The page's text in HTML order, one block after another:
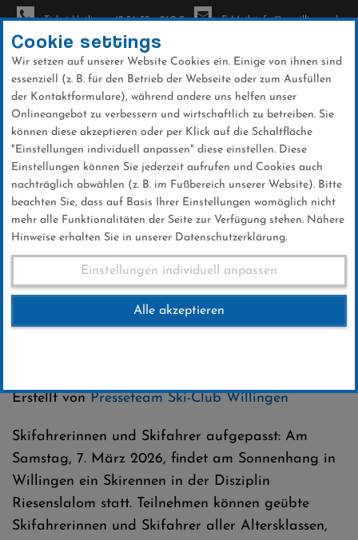
Direkt
zum
Inhalt
Ticket-Hotline: +49 56 32 - 960-0 E-Mail: info@sc-willingen.de
News
Upland-Cup steht am 7. März
am Sonnenhang an
Erstellt vonPresseteam Ski-Club Willingen
Skifahrerinnen und Skifahrer aufgepasst: Am
Samstag, 7. März 2026, findet am Sonnenhang in
Willingen ein Skirennen in der Disziplin
Riesenslalom statt. Teilnehmen können geübte
Skifahrerinnen und Skifahrer aller Altersklassen,
Cookie settings
Wir setzen auf unserer Website Cookies ein. Einige von ihnen sind
essenziell (z. B. für den Betrieb der Webseite oder zum Ausfüllen
der Kontaktformulare), während andere uns helfen unser
Onlineangebot zu verbessern und wirtschaftlich zu betreiben. Sie
können diese akzeptieren oder per Klick auf die Schaltfläche
"Einstellungen individuell anpassen" diese einstellen. Diese
Einstellungen können Sie jederzeit aufrufen und Cookies auch
nachträglich abwählen (z. B. im Fußbereich unserer Website). Bitte
beachten Sie, dass auf Basis Ihrer Einstellungen womöglich nicht
mehr alle Funktionalitäten der Seite zur Verfügung stehen. Nähere
Hinweise erhalten Sie in unserer Datenschutzerklärung.
Einstellungen individuell anpassen
Alle akzeptieren